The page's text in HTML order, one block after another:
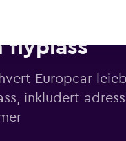
flyplass
Europcar
inkludert